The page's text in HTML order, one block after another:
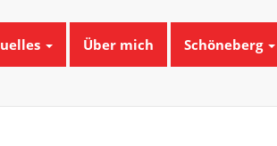
Über mich Schöneberg